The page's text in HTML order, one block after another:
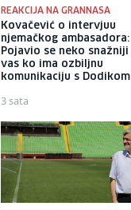
REAKCIJA NA GRANNASA
Kovačević o intervjuu
njemačkog ambasadora:
Pojavio se neko
vas ko ima ozbiljnu
komunikaciju s Dodikom
3 sata